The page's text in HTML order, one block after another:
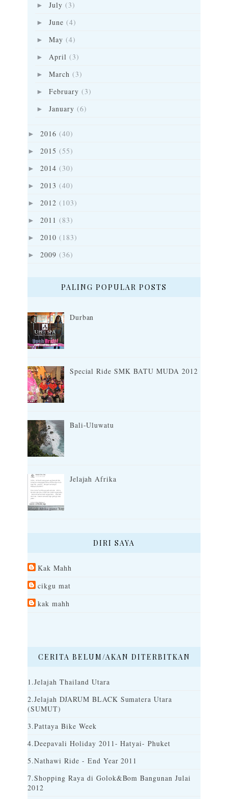
► July (3)
► June (4)
► May (4)
► April (3)
► March (3)
► February (3)
► January (6)
► 2016 (40)
► 2015 (55)
► 2014 (30)
► 2013 (40)
► 2012 (103)
► 2011 (83)
► 2010 (183)
► 2009 (36)
PALING POPULAR POSTS
Durban
Special Ride SMK BATU MUDA 2012
Bali-Uluwatu
Jelajah Afrika
DIRI SAYA
Kak Mahh
cikgu mat
kak mahh
CERITA BELUM/AKAN DITERBITKAN
1.Jelajah Thailand Utara
2.Jelajah DJARUM BLACK Sumatera Utara
(SUMUT)
3.Pattaya Bike Week
4.Deepavali Holiday 2011- Hatyai- Phuket
5.Nathawi Ride - End Year 2011
7.Shopping Raya di Golok&Bom Bangunan Julai
2012